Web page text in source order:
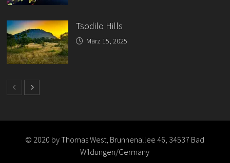
Tsodilo Hills
März 15, 2025
© 2020 by Thomas West, Brunnenallee 46, 34537 Bad
Wildungen/Germany